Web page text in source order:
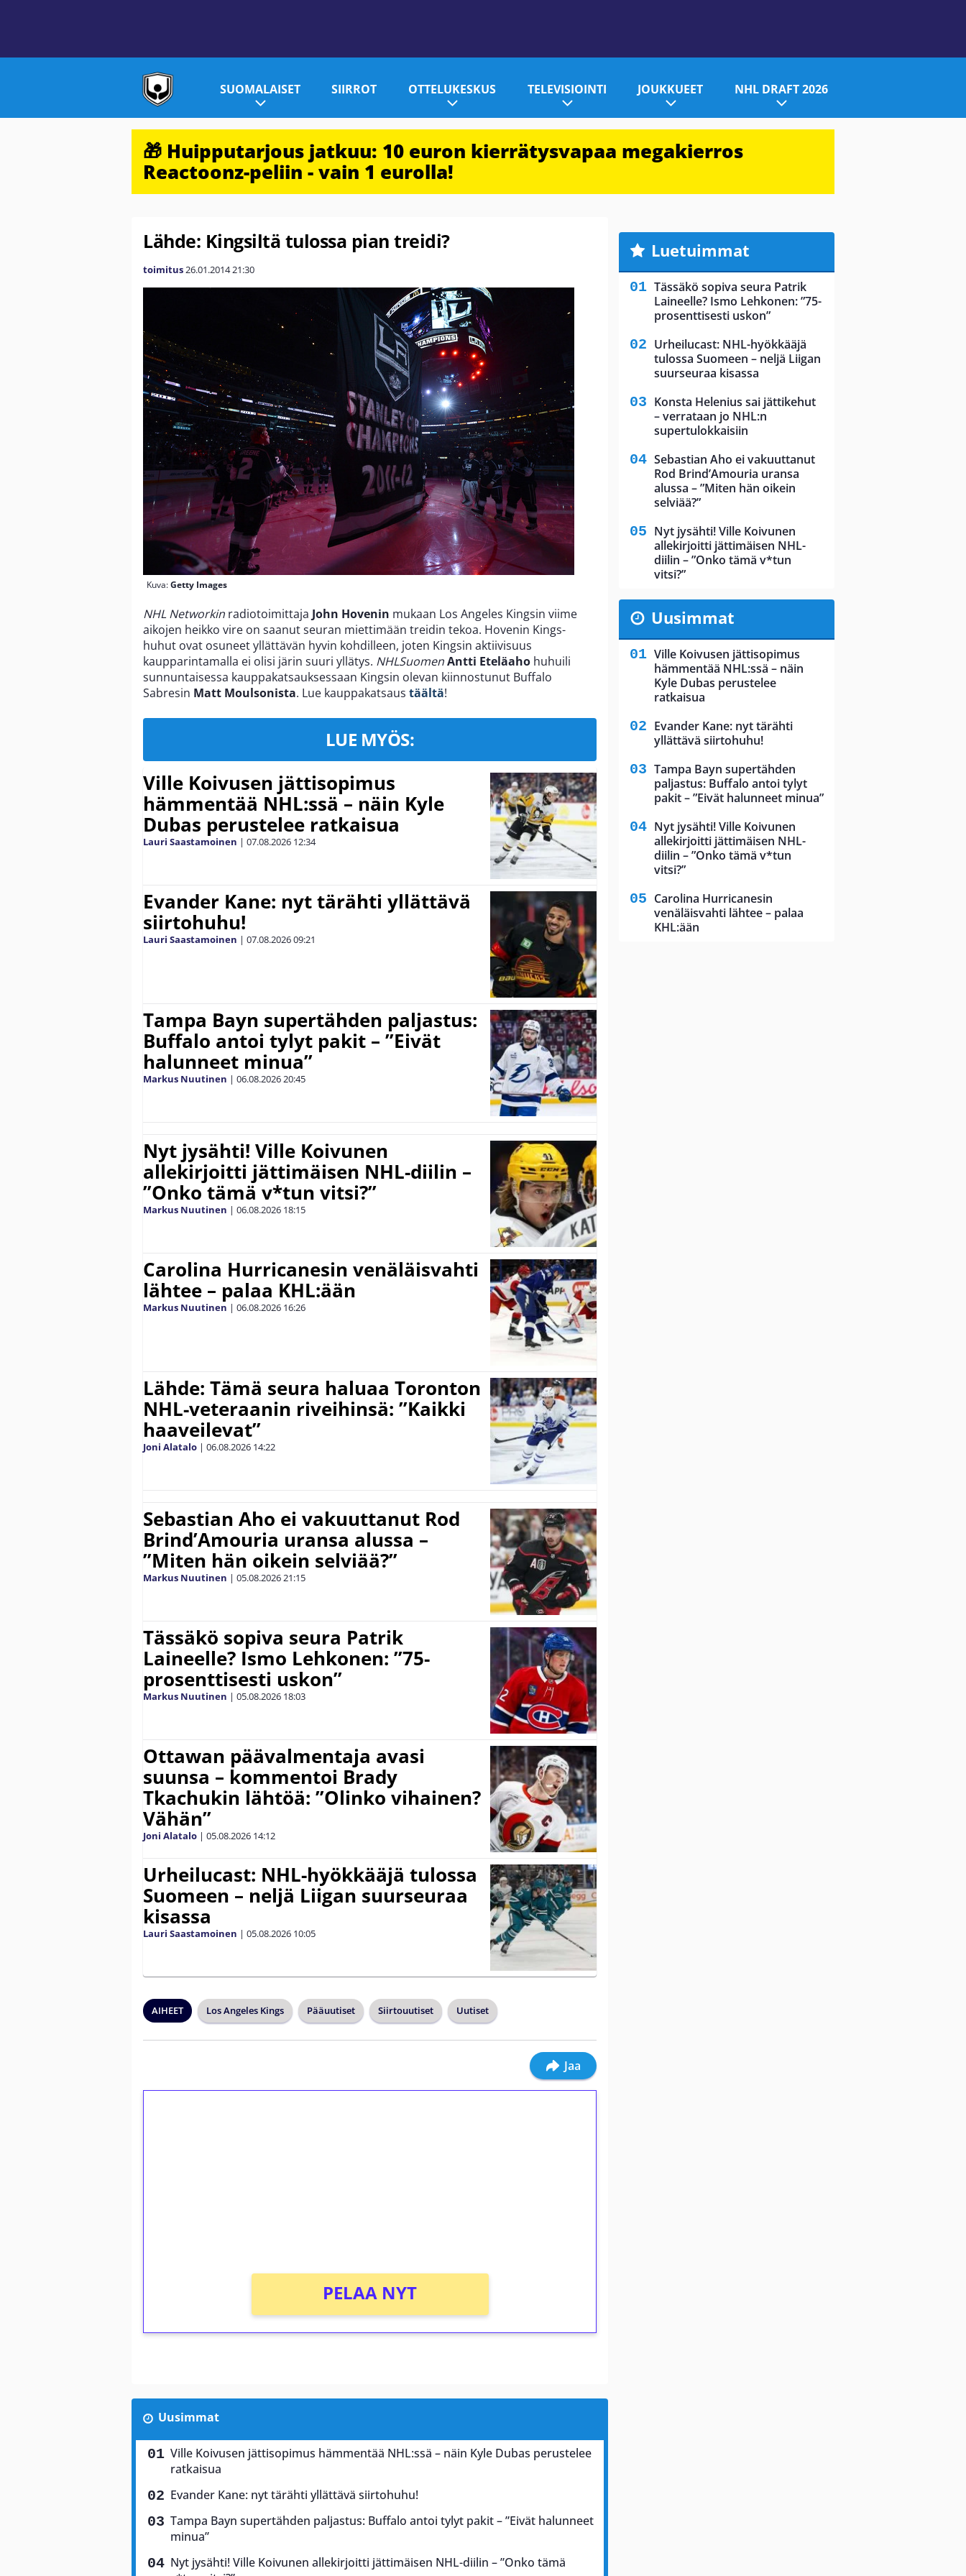
SUOMALAISET SIIRROT OTTELUKESKUS TELEVISIOINTI JOUKKUEET NHL DRAFT 2026
🎁 Huipputarjous jatkuu: 10 euron kierrätysvapaa megakierros
Reactoonz-peliin - vain 1 eurolla!
Lähde: Kingsiltä tulossa pian treidi?
toimitus26.01.201421:30
Kuva:Getty Images
NHL Networkin radiotoimittaja John Hovenin mukaan Los Angeles Kingsin viime
aikojen heikko vire on saanut seuran miettimään treidin tekoa. Hovenin Kings-
huhut ovat osuneet yllättävän hyvin kohdilleen, joten Kingsin aktiivisuus
kaupparintamalla ei olisi järin suuri yllätys. NHLSuomenAntti Eteläaho huhuili
sunnuntaisessa kauppakatsauksessaan Kingsin olevan kiinnostunut Buffalo
Sabresin Matt Moulsonista. Lue kauppakatsaus täältä!
LUE MYÖS:
Ville Koivusen jättisopimus
hämmentää NHL:ssä – näin Kyle
Dubas perustelee ratkaisua
Lauri Saastamoinen | 07.08.2026 12:34
Evander Kane: nyt tärähti yllättävä
siirtohuhu!
Lauri Saastamoinen | 07.08.202609:21
Tampa Bayn supertähden paljastus:
Buffalo antoi tylyt pakit – ”Eivät
halunneet minua”
Markus Nuutinen | 06.08.202620:45
Nyt jysähti! Ville Koivunen
allekirjoitti jättimäisen NHL-diilin –
”Onko tämä v*tun vitsi?”
Markus Nuutinen | 06.08.2026 18:15
Carolina Hurricanesin venäläisvahti
lähtee – palaa KHL:ään
Markus Nuutinen | 06.08.2026 16:26
Lähde: Tämä seura haluaa Toronton
NHL-veteraanin riveihinsä: ”Kaikki
haaveilevat”
Joni Alatalo | 06.08.2026 14:22
Sebastian Aho ei vakuuttanut Rod
Brind’Amouria uransa alussa –
”Miten hän oikein selviää?”
Markus Nuutinen | 05.08.202621:15
Tässäkö sopiva seura Patrik
Laineelle? Ismo Lehkonen: ”75-
prosenttisesti uskon”
Markus Nuutinen | 05.08.2026 18:03
Ottawan päävalmentaja avasi
suunsa – kommentoi Brady
Tkachukin lähtöä: ”Olinko vihainen?
Vähän”
Joni Alatalo | 05.08.2026 14:12
Urheilucast: NHL-hyökkääjä tulossa
Suomeen – neljä Liigan suurseuraa
kisassa
Lauri Saastamoinen | 05.08.2026 10:05
AIHEET Los Angeles Kings Pääuutiset Siirtouutiset Uutiset
Jaa
PELAA NYT
Uusimmat
Ville Koivusen jättisopimus hämmentää NHL:ssä – näin Kyle Dubas perustelee
ratkaisua
Evander Kane: nyt tärähti yllättävä siirtohuhu!
Tampa Bayn supertähden paljastus: Buffalo antoi tylyt pakit – ”Eivät halunneet
minua”
Nyt jysähti! Ville Koivunen allekirjoitti jättimäisen NHL-diilin – ”Onko tämä
Luetuimmat
Tässäkö sopiva seura Patrik
Laineelle? Ismo Lehkonen: ”75-
prosenttisesti uskon”
Urheilucast: NHL-hyökkääjä
tulossa Suomeen – neljä Liigan
suurseuraa kisassa
Konsta Helenius sai jättikehut
– verrataan jo NHL:n
supertulokkaisiin
Sebastian Aho ei vakuuttanut
Rod Brind’Amouria uransa
alussa – ”Miten hän oikein
selviää?”
Nyt jysähti! Ville Koivunen
allekirjoitti jättimäisen NHL-
diilin – ”Onko tämä v*tun
vitsi?”
Uusimmat
Ville Koivusen jättisopimus
hämmentää NHL:ssä – näin
Kyle Dubas perustelee
ratkaisua
Evander Kane: nyt tärähti
yllättävä siirtohuhu!
Tampa Bayn supertähden
paljastus: Buffalo antoi tylyt
pakit – ”Eivät halunneet minua”
Nyt jysähti! Ville Koivunen
allekirjoitti jättimäisen NHL-
diilin – ”Onko tämä v*tun
vitsi?”
Carolina Hurricanesin
venäläisvahti lähtee – palaa
KHL:ään